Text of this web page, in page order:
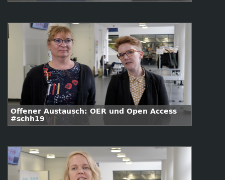
Offener Austausch: OER und Open Access
#schh19